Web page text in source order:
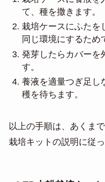
て、種を撒きます。
栽培ケースにふたを
同じ環境にするため
発芽したらカバーを
す。
養液を適量つぎ足し
穫を待ちます。
以上の手順は、あくま
栽培キットの説明に従